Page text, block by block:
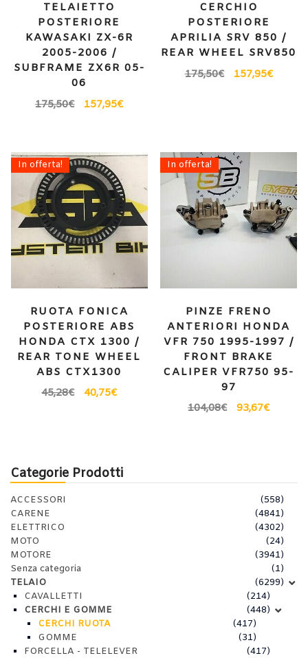
TELAIETTO
POSTERIORE
KAWASAKI ZX-6R
2005-2006 /
SUBFRAME ZX6R 05-
06
175,50€ 157,95€
CERCHIO
POSTERIORE
APRILIA SRV 850 /
REAR WHEEL SRV850
175,50€ 157,95€
In offerta!
RUOTA FONICA
POSTERIORE ABS
HONDA CTX 1300 /
REAR TONE WHEEL
ABS CTX1300
45,28€ 40,75€
In offerta!
PINZE FRENO
ANTERIORI HONDA
VFR 750 1995-1997 /
FRONT BRAKE
CALIPER VFR750 95-
97
104,08€ 93,67€
Categorie Prodotti
ACCESSORI
(558)
CARENE
(4841)
ELETTRICO
(4302)
MOTO
(24)
MOTORE
(3941)
Senza categoria
(1)
TELAIO
(6299)
CAVALLETTI
(214)
CERCHI E GOMME
(448)
CERCHI RUOTA
(417)
GOMME
(31)
FORCELLA - TELELEVER
(417)